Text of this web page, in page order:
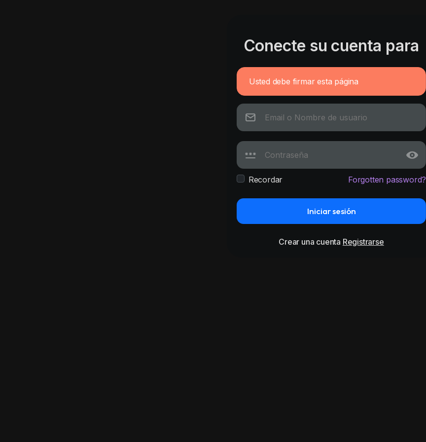
Conecte su cuenta para
Usted debe firmar esta página
Recordar Forgotten password?
Iniciar sesión
Crear una cuenta Registrarse